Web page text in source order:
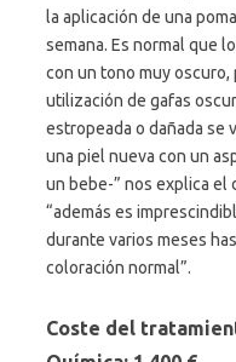
la aplicación de una
semana. Es normal que
con un tono muy oscuro,
utilización de gafas
estropeada o dañada se
una piel nueva con un
un bebe-” nos explica el
“además es
durante varios meses
coloración normal”.
Coste del